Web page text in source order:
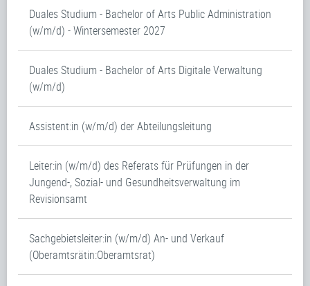
Duales Studium - Bachelor of Arts Public Administration
(w/m/d) - Wintersemester 2027
Duales Studium - Bachelor of Arts Digitale Verwaltung
(w/m/d)
Assistent:in (w/m/d) der Abteilungsleitung
Leiter:in (w/m/d) des Referats für Prüfungen in der
Jungend-, Sozial- und Gesundheitsverwaltung im
Revisionsamt
Sachgebietsleiter:in (w/m/d) An- und Verkauf
(Oberamtsrätin:Oberamtsrat)